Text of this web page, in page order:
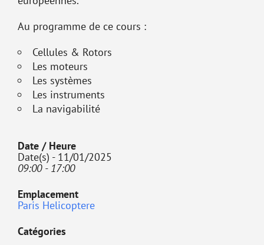
Au programme de ce cours :
Cellules & Rotors
Les moteurs
Les systèmes
Les instruments
La navigabilité
Date / Heure
Date(s) - 11/01/2025
09:00 - 17:00
Emplacement
Paris Helicoptere
Catégories